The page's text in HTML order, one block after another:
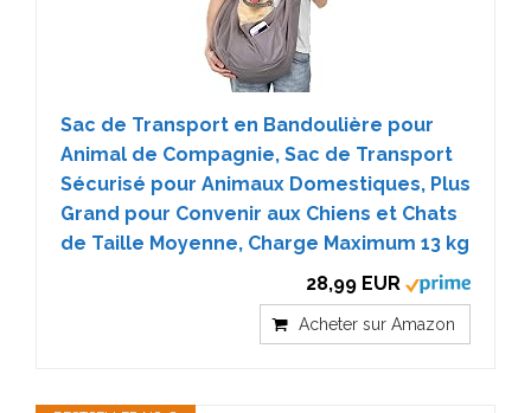
Sac de Transport en Bandoulière pour
Animal de Compagnie, Sac de Transport
Sécurisé pour Animaux Domestiques, Plus
Grand pour Convenir aux Chiens et Chats
de Taille Moyenne, Charge Maximum 13 kg
28,99 EUR
Acheter sur Amazon